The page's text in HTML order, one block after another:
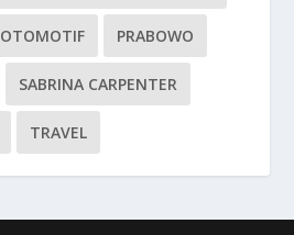
OTOMOTIF PRABOWO
SABRINA CARPENTER
TRAVEL